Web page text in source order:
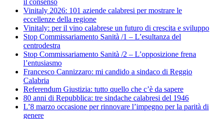
Vinitaly 2026: 101 aziende calabresi per mostrare le
eccellenze della regione
Vinitaly: per il vino calabrese un futuro di crescita e sviluppo
Stop Commissariamento Sanità /1 – L’esultanza del
centrodestra
Stop Commissariamento Sanità /2 – L’opposizione frena
l’entusiasmo
Francesco Cannizzaro: mi candido a sindaco di Reggio
Calabria
Referendum Giustizia: tutto quello che c’è da sapere
80 anni di Repubblica: tre sindache calabresi del 1946
L’8 marzo occasione per rinnovare l’impegno per la parità di
genere